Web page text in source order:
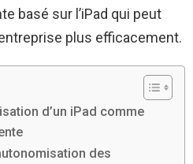
basé sur l’iPad qui peut
plus efficacement.
d’un iPad comme
des